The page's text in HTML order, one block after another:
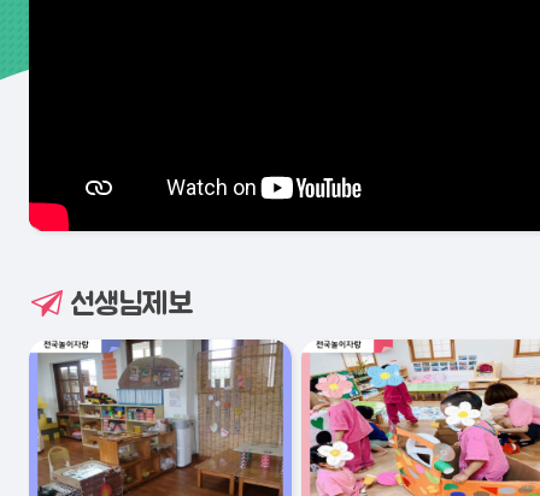
선생님제보